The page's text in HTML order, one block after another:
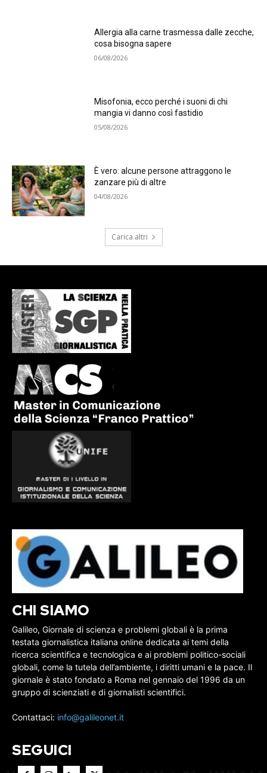
Allergia alla carne trasmessa dalle zecche,
cosa bisogna sapere
06/08/2026
Misofonia, ecco perché i suoni di chi
mangia vi danno così fastidio
05/08/2026
È vero: alcune persone attraggono le
zanzare più di altre
04/08/2026
Carica altri
CHI SIAMO
Galileo, Giornale di scienza e problemi globali è la prima
testata giornalistica italiana online dedicata ai temi della
ricerca scientifica e tecnologica e ai problemi politico-sociali
globali, come la tutela dell’ambiente, i diritti umani e la pace. Il
giornale è stato fondato a Roma nel gennaio del 1996 da un
gruppo di scienziati e di giornalisti scientifici.
Contattaci: info@galileonet.it
SEGUICI